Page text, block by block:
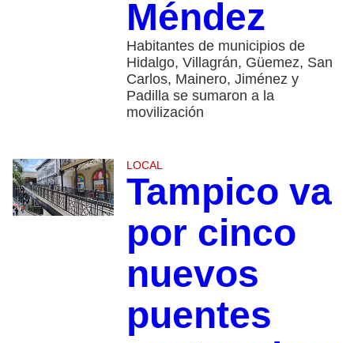
Méndez
Habitantes de municipios de
Hidalgo, Villagrán, Güemez, San
Carlos, Mainero, Jiménez y
Padilla se sumaron a la
movilización
LOCAL
Tampico va
por cinco
nuevos
puentes